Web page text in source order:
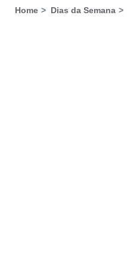
Home Dias da Semana